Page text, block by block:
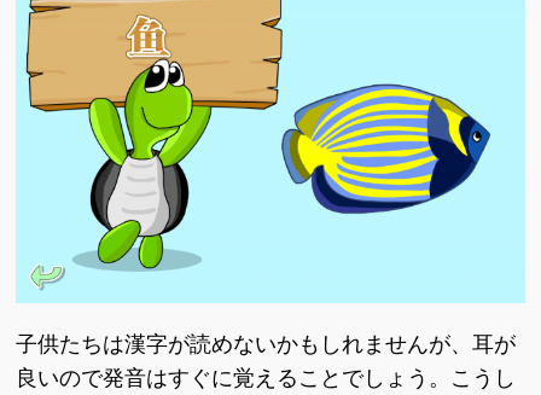
子供たちは漢字が読めないかもしれませんが、耳が
良いので発音はすぐに覚えることでしょう。こうし